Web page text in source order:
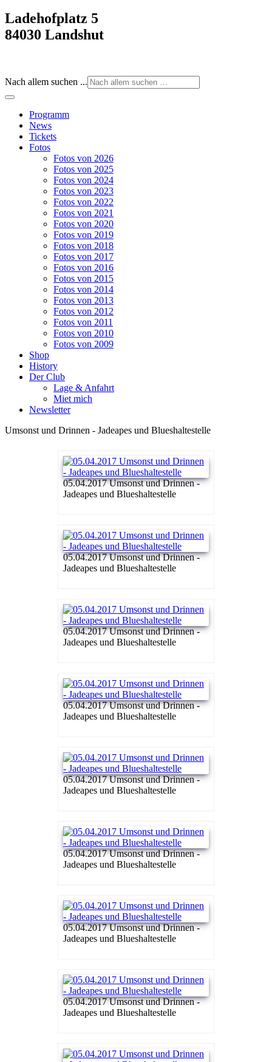
Ladehofplatz 5
84030 Landshut
Nach allem suchen ...
Programm
News
Tickets
Fotos
Fotos von 2026
Fotos von 2025
Fotos von 2024
Fotos von 2023
Fotos von 2022
Fotos von 2021
Fotos von 2020
Fotos von 2019
Fotos von 2018
Fotos von 2017
Fotos von 2016
Fotos von 2015
Fotos von 2014
Fotos von 2013
Fotos von 2012
Fotos von 2011
Fotos von 2010
Fotos von 2009
Shop
History
Der Club
Lage & Anfahrt
Miet mich
Newsletter
Umsonst und Drinnen - Jadeapes und Blueshaltestelle
05.04.2017 Umsonst und Drinnen -
Jadeapes und Blueshaltestelle
05.04.2017 Umsonst und Drinnen -
Jadeapes und Blueshaltestelle
05.04.2017 Umsonst und Drinnen -
Jadeapes und Blueshaltestelle
05.04.2017 Umsonst und Drinnen -
Jadeapes und Blueshaltestelle
05.04.2017 Umsonst und Drinnen -
Jadeapes und Blueshaltestelle
05.04.2017 Umsonst und Drinnen -
Jadeapes und Blueshaltestelle
05.04.2017 Umsonst und Drinnen -
Jadeapes und Blueshaltestelle
05.04.2017 Umsonst und Drinnen -
Jadeapes und Blueshaltestelle